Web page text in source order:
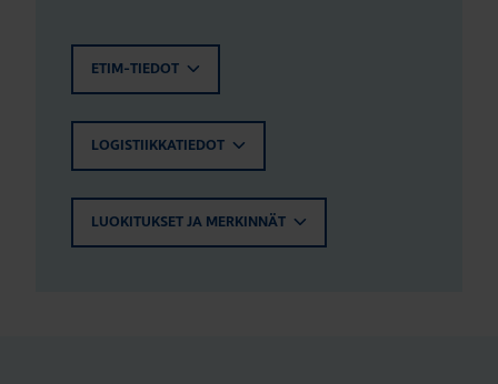
ETIM-TIEDOT
LOGISTIIKKATIEDOT
LUOKITUKSET JA MERKINNÄT